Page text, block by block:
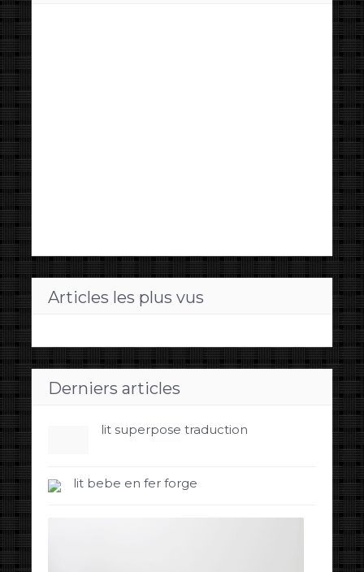
Articles les plus vus
Derniers articles
lit superpose traduction
lit bebe en fer forge